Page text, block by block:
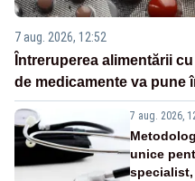
7 aug. 2026, 12:52
Întreruperea alimentării
de medicamente va pune
7 aug. 2026,
unice